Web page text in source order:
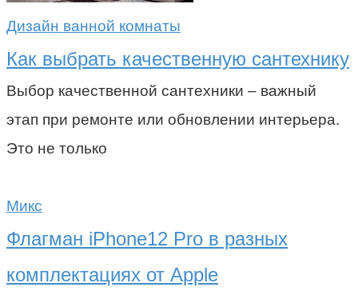
Дизайн ванной комнаты
Как выбрать качественную сантехнику
Выбор качественной сантехники – важный
этап при ремонте или обновлении интерьера.
Это не только
Микс
Флагман iPhone12 Pro в разных
комплектациях от Apple